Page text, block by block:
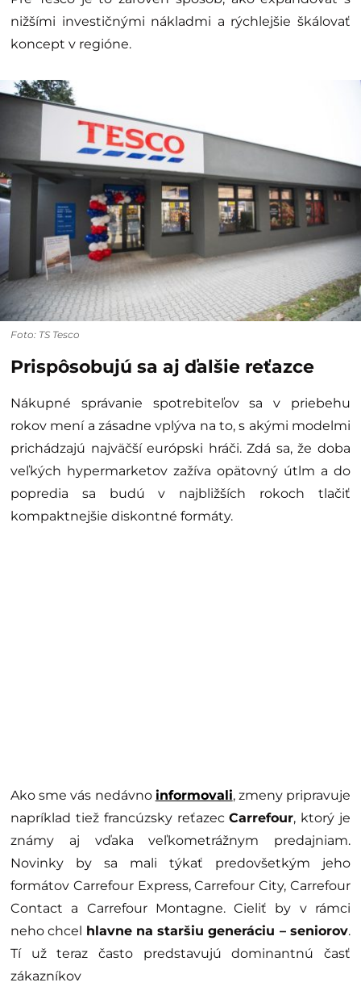
nižšími investičnými nákladmi a rýchlejšie škálovať
koncept v regióne.
Foto: TS Tesco
Prispôsobujú sa aj ďalšie reťazce
Nákupné správanie spotrebiteľov sa v priebehu
rokov mení a zásadne vplýva na to, s akými modelmi
prichádzajú najväčší európski hráči. Zdá sa, že doba
veľkých hypermarketov zažíva opätovný útlm a do
popredia sa budú v najbližších rokoch tlačiť
kompaktnejšie diskontné formáty.
Ako sme vás nedávno informovali, zmeny pripravuje
napríklad tiež francúzsky reťazecCarrefour, ktorý je
známy aj vďaka veľkometrážnym predajniam.
Novinky by sa mali týkať predovšetkým jeho
formátov Carrefour Express, Carrefour City, Carrefour
Contact a Carrefour Montagne. Cieliť by v rámci
neho chcel hlavne na staršiu generáciu – seniorov.
Tí už teraz často predstavujú dominantnú časť
zákazníkov